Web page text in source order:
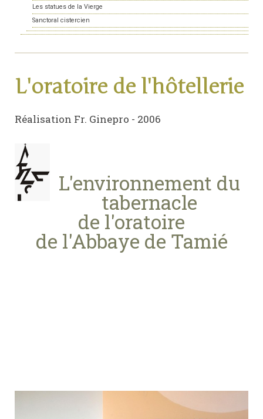
Les statues de la Vierge
Sanctoral cistercien
L'oratoire de l'hôtellerie
Réalisation Fr. Ginepro - 2006
L'environnement du
tabernacle
de l'oratoire
de l'Abbaye de Tamié